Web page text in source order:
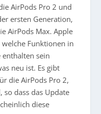
AirPods Pro 2 und
ersten Generation,
AirPods Max. Apple
Funktionen in
sein
neu ist. Es gibt
die AirPods Pro 2,
so dass das Update
diese